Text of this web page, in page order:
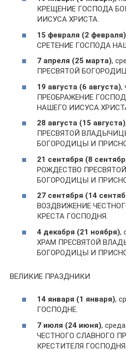
КРЕЩЕНИЕ ГОСПОДА
ИИСУСА ХРИСТА.
15 февраля (2 февраля)
СРЕТЕНИЕ ГОСПОДА
7 апреля (25 марта),
ПРЕСВЯТОЙ
19 августа (6 августа),
ПРЕОБРАЖЕНИЕ
НАШЕГО ИИСУСА
28 августа (15 августа)
ПРЕСВЯТОЙ
БОГОРОДИЦЫ И
21 сентября (8
РОЖДЕСТВО
БОГОРОДИЦЫ И
27 сентября (14
ВОЗДВИЖЕНИЕ
КРЕСТА ГОСПОДНЯ.
4 декабря (21 ноября),
ХРАМ ПРЕСВЯТОЙ
БОГОРОДИЦЫ И
ВЕЛИКИЕ ПРАЗДНИКИ
14 января (1 января),
ГОСПОДНЕ.
7 июля (24 июня),
ЧЕСТНОГО СЛАВНОГО
КРЕСТИТЕЛЯ